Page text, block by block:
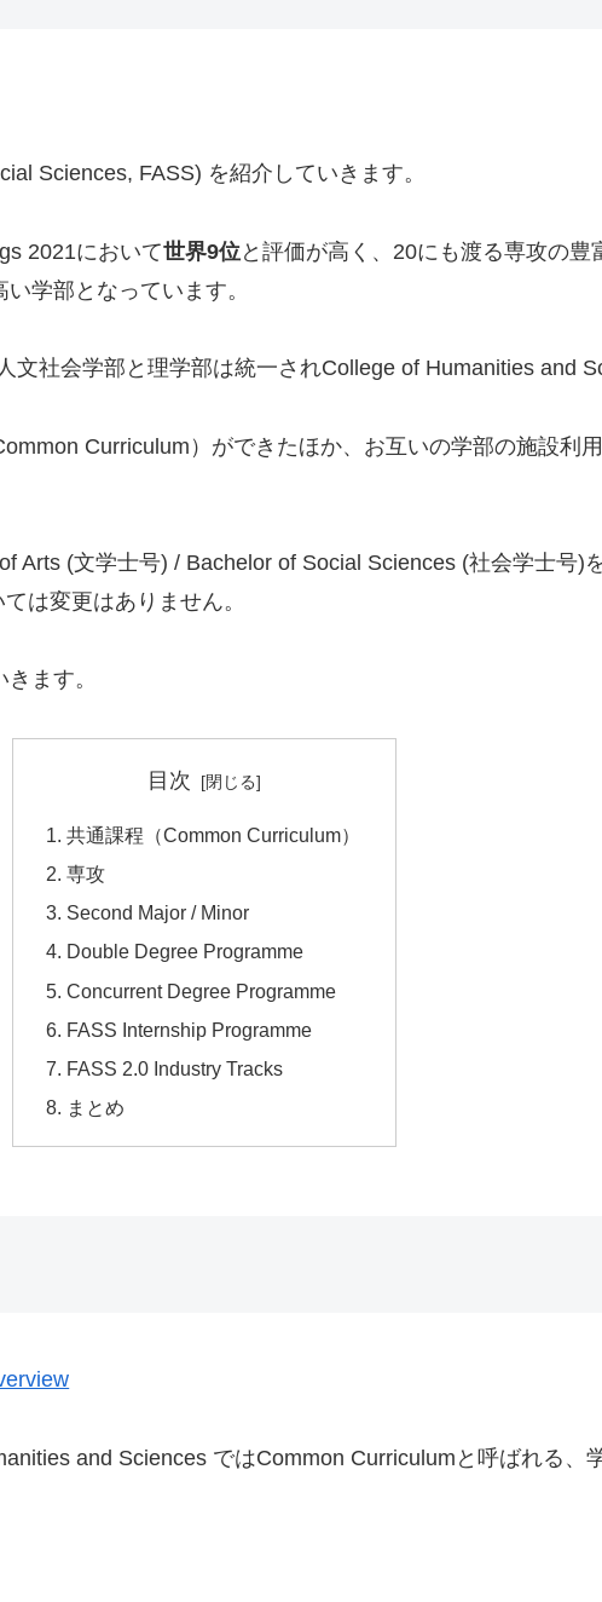
Sciences, FASS) を紹介していきます。
2021において世界9位と評価が高く、20にも渡る専攻の
学部となっています。
社会学部と理学部は統一されCollege of Humanities and
Curriculum）ができたほか、お互いの学部の施設利
Arts (文学士号) / Bachelor of Social Sciences (社会学士号)
は変更はありません。
ます。
目次
共通課程（Common Curriculum）
専攻
Second Major / Minor
Double Degree Programme
Concurrent Degree Programme
FASS Internship Programme
FASS 2.0 Industry Tracks
まとめ
and Sciences ではCommon Curriculumと呼ばれる、